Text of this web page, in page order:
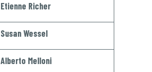
Etienne Richer
Susan Wessel
Alberto Melloni